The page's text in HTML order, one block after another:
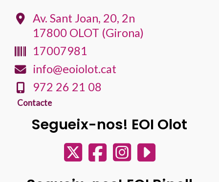
Av. Sant Joan, 20, 2n
17800 OLOT (Girona)
17007981
info@eoiolot.cat
972 26 21 08
Contacte
Segueix-nos! EOI Olot